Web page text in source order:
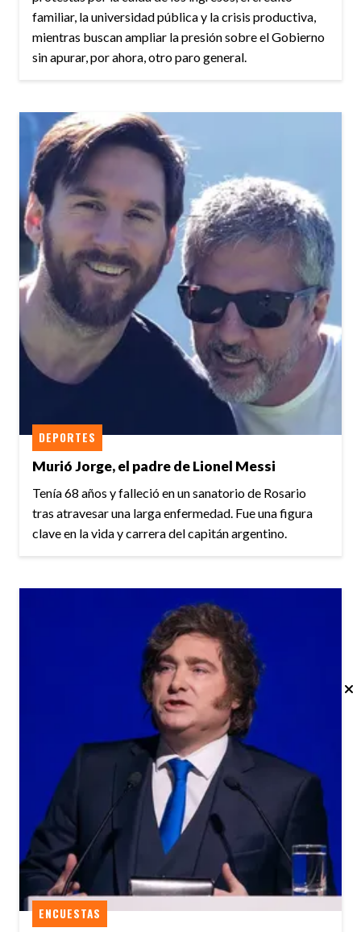
familiar, la universidad pública y la crisis productiva,
mientras buscan ampliar la presión sobre el Gobierno
sin apurar, por ahora, otro paro general.
Murió Jorge, el padre de Lionel Messi
DEPORTES
Tenía 68 años y falleció en un sanatorio de Rosario
tras atravesar una larga enfermedad. Fue una figura
clave en la vida y carrera del capitán argentino.
ENCUESTAS